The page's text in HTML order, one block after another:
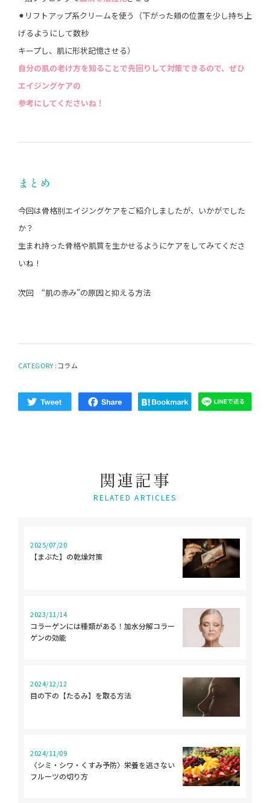
⚫︎リフトアップ系クリームを使う（下がった頬の位置を少し持ち上
げるようにして数秒
キープし、肌に形状記憶させる）
自分の肌の老け方を知ることで先回りして対策できるので、ぜひ
エイジングケアの
参考にしてくださいね！
まとめ
今回は骨格別エイジングケアをご紹介しましたが、いかがでした
か？
生まれ持った骨格や肌質を生かせるようにケアをしてみてくださ
いね！
次回 “肌の赤み”の原因と抑える方法
CATEGORY :コラム
関連記事
RELATED ARTICLES
2025/07/20
【まぶた】の乾燥対策
2023/11/14
コラーゲンには種類がある！加水分解コラー
ゲンの効能
2024/12/12
目の下の【たるみ】を取る方法
2024/11/09
〈シミ・シワ・くすみ予防〉栄養を逃さない
フルーツの切り方